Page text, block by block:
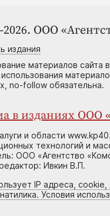
ООО
издания
материалов сайта
no-follow обязательна.
в изданиях ООО
и области
технологий и
ООО «Агентство
Ивкин В.П.
IP адреса,
Условия